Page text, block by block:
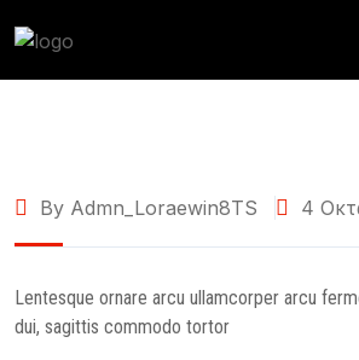
By Admn_Loraewin8TS 4
Lentesque ornare arcu ullamcorper arcu
dui, sagittis commodo tortor